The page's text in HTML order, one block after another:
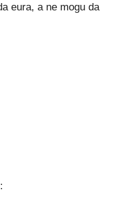
eura, a ne mogu da